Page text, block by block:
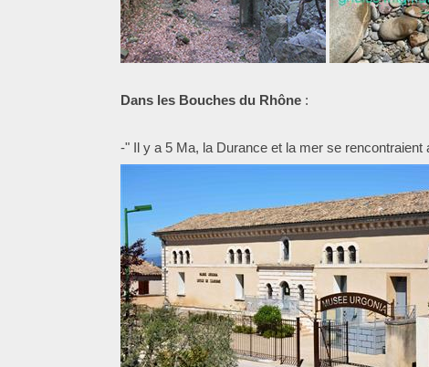
Dans les Bouches du Rhône :
-" Il y a 5 Ma, la Durance et la mer se